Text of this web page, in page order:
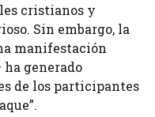
cristianos y
Sin embargo, la
manifestación
generado
de los participantes